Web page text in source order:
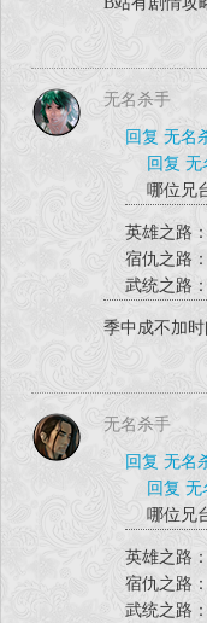
无名杀手
回复 无名
回复 无
哪位兄
英雄之路
宿仇之路
武统之路
季中成不加
无名杀手
回复 无名
回复 无
哪位兄
英雄之路
宿仇之路
武统之路